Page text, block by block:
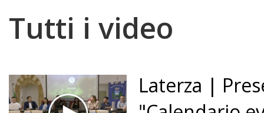
Tutti i video
Laterza |